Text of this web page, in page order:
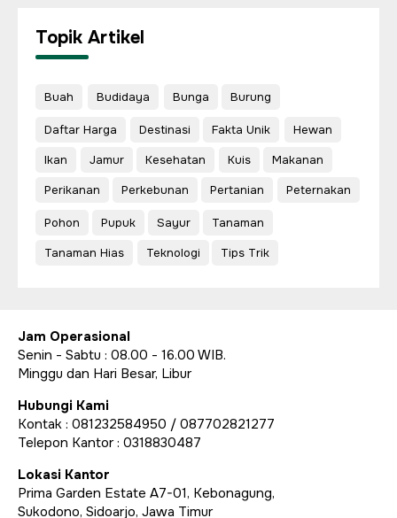
Topik Artikel
Buah Budidaya Bunga Burung
Daftar Harga Destinasi Fakta Unik
Hewan
Ikan
Jamur Kesehatan Kuis
Makanan
Perikanan
Perkebunan Pertanian Peternakan
Pohon Pupuk Sayur
Tanaman
Tanaman Hias
Teknologi Tips Trik
Jam Operasional
Senin - Sabtu : 08.00 - 16.00 WIB.
Minggu dan Hari Besar, Libur
Hubungi Kami
Kontak : 081232584950 / 087702821277
Telepon Kantor : 0318830487
Lokasi Kantor
Prima Garden Estate A7-01, Kebonagung,
Sukodono, Sidoarjo, Jawa Timur